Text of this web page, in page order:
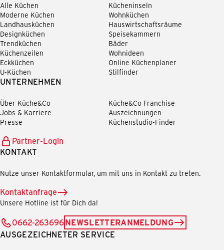
Alle Küchen
Moderne Küchen
Landhausküchen
Designküchen
Trendküchen
Küchenzeilen
Eckküchen
U-Küchen
Kücheninseln
Wohnküchen
Hauswirtschaftsräume
Speisekammern
Bäder
Wohnideen
Online Küchenplaner
Stilfinder
UNTERNEHMEN
Über Küche&Co
Jobs & Karriere
Presse
Küche&Co Franchise
Auszeichnungen
Küchenstudio-Finder
Partner-Login
KONTAKT
Nutze unser Kontaktformular, um mit uns in Kontakt zu treten.
Kontaktanfrage
Unsere Hotline ist für Dich da!
0662-263696NEWSLETTERANMELDUNG
AUSGEZEICHNETER SERVICE